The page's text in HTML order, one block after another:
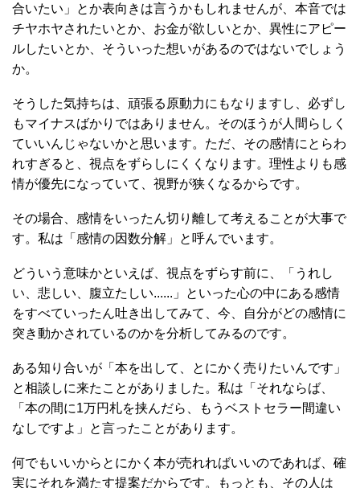
合いたい」とか表向きは言うかもしれませんが、本音では
チヤホヤされたいとか、お金が欲しいとか、異性にアピー
ルしたいとか、そういった想いがあるのではないでしょう
か。
そうした気持ちは、頑張る原動力にもなりますし、必ずし
もマイナスばかりではありません。そのほうが人間らしく
ていいんじゃないかと思います。ただ、その感情にとらわ
れすぎると、視点をずらしにくくなります。理性よりも感
情が優先になっていて、視野が狭くなるからです。
その場合、感情をいったん切り離して考えることが大事で
す。私は「感情の因数分解」と呼んでいます。
どういう意味かといえば、視点をずらす前に、「うれし
い、悲しい、腹立たしい......」といった心の中にある感情
をすべていったん吐き出してみて、今、自分がどの感情に
突き動かされているのかを分析してみるのです。
ある知り合いが「本を出して、とにかく売りたいんです」
と相談しに来たことがありました。私は「それならば、
「本の間に1万円札を挟んだら、もうベストセラー間違い
なしですよ」と言ったことがあります。
何でもいいからとにかく本が売れればいいのであれば、確
実にそれを満たす提案だからです。もっとも、その人は